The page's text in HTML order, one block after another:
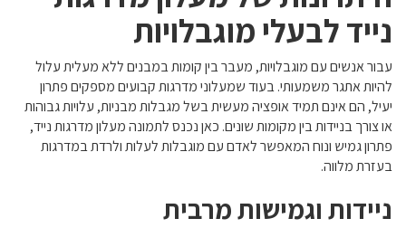
נייד לבעלי מוגבלויות
עבור אנשים עם מוגבלויות, מעבר בין קומות במבנים ללא מעלית עלול
להיות אתגר משמעותי. בעוד שמעלוני מדרגות קבועים מספקים פתרון
יעיל, הם אינם תמיד אופציה מעשית בשל מגבלות מבניות, עלויות גבוהות
או צורך בניידות בין מקומות שונים. כאן נכנס לתמונה מעלון מדרגות נייד,
פתרון גמיש ונוח המאפשר לאדם עם מוגבלות לעלות ולרדת במדרגות
בעזרת מלווה.
ניידות וגמישות מרבית